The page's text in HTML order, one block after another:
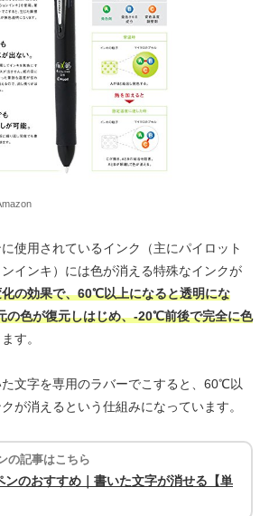
使用されているインク（主にパイロット
インキ）には色が消える特殊なインクが
の効果で、60℃以上になると透明にな
の色が復元しはじめ、-20℃前後で完全に色
す。
文字を専用のラバーでこすると、60℃以
が消えるという仕組みになっています。
の記事はこちら
ンのおすすめ｜書いた文字が消せる【単